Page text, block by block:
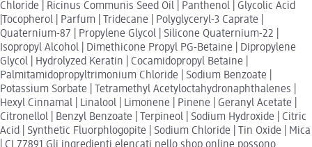
Chloride | Ricinus Communis Seed Oil | Panthenol | Glycolic Acid
|Tocopherol | Parfum | Tridecane | Polyglyceryl-3 Caprate |
Quaternium-87 | Propylene Glycol | Silicone Quaternium-22 |
Isopropyl Alcohol | Dimethicone Propyl PG-Betaine | Dipropylene
Glycol | Hydrolyzed Keratin | Cocamidopropyl Betaine |
Palmitamidopropyltrimonium Chloride | Sodium Benzoate |
Potassium Sorbate | Tetramethyl Acetyloctahydronaphthalenes |
Hexyl Cinnamal | Linalool | Limonene | Pinene | Geranyl Acetate |
Citronellol | Benzyl Benzoate | Terpineol | Sodium Hydroxide | Citric
Acid | Synthetic Fluorphlogopite | Sodium Chloride | Tin Oxide | Mica